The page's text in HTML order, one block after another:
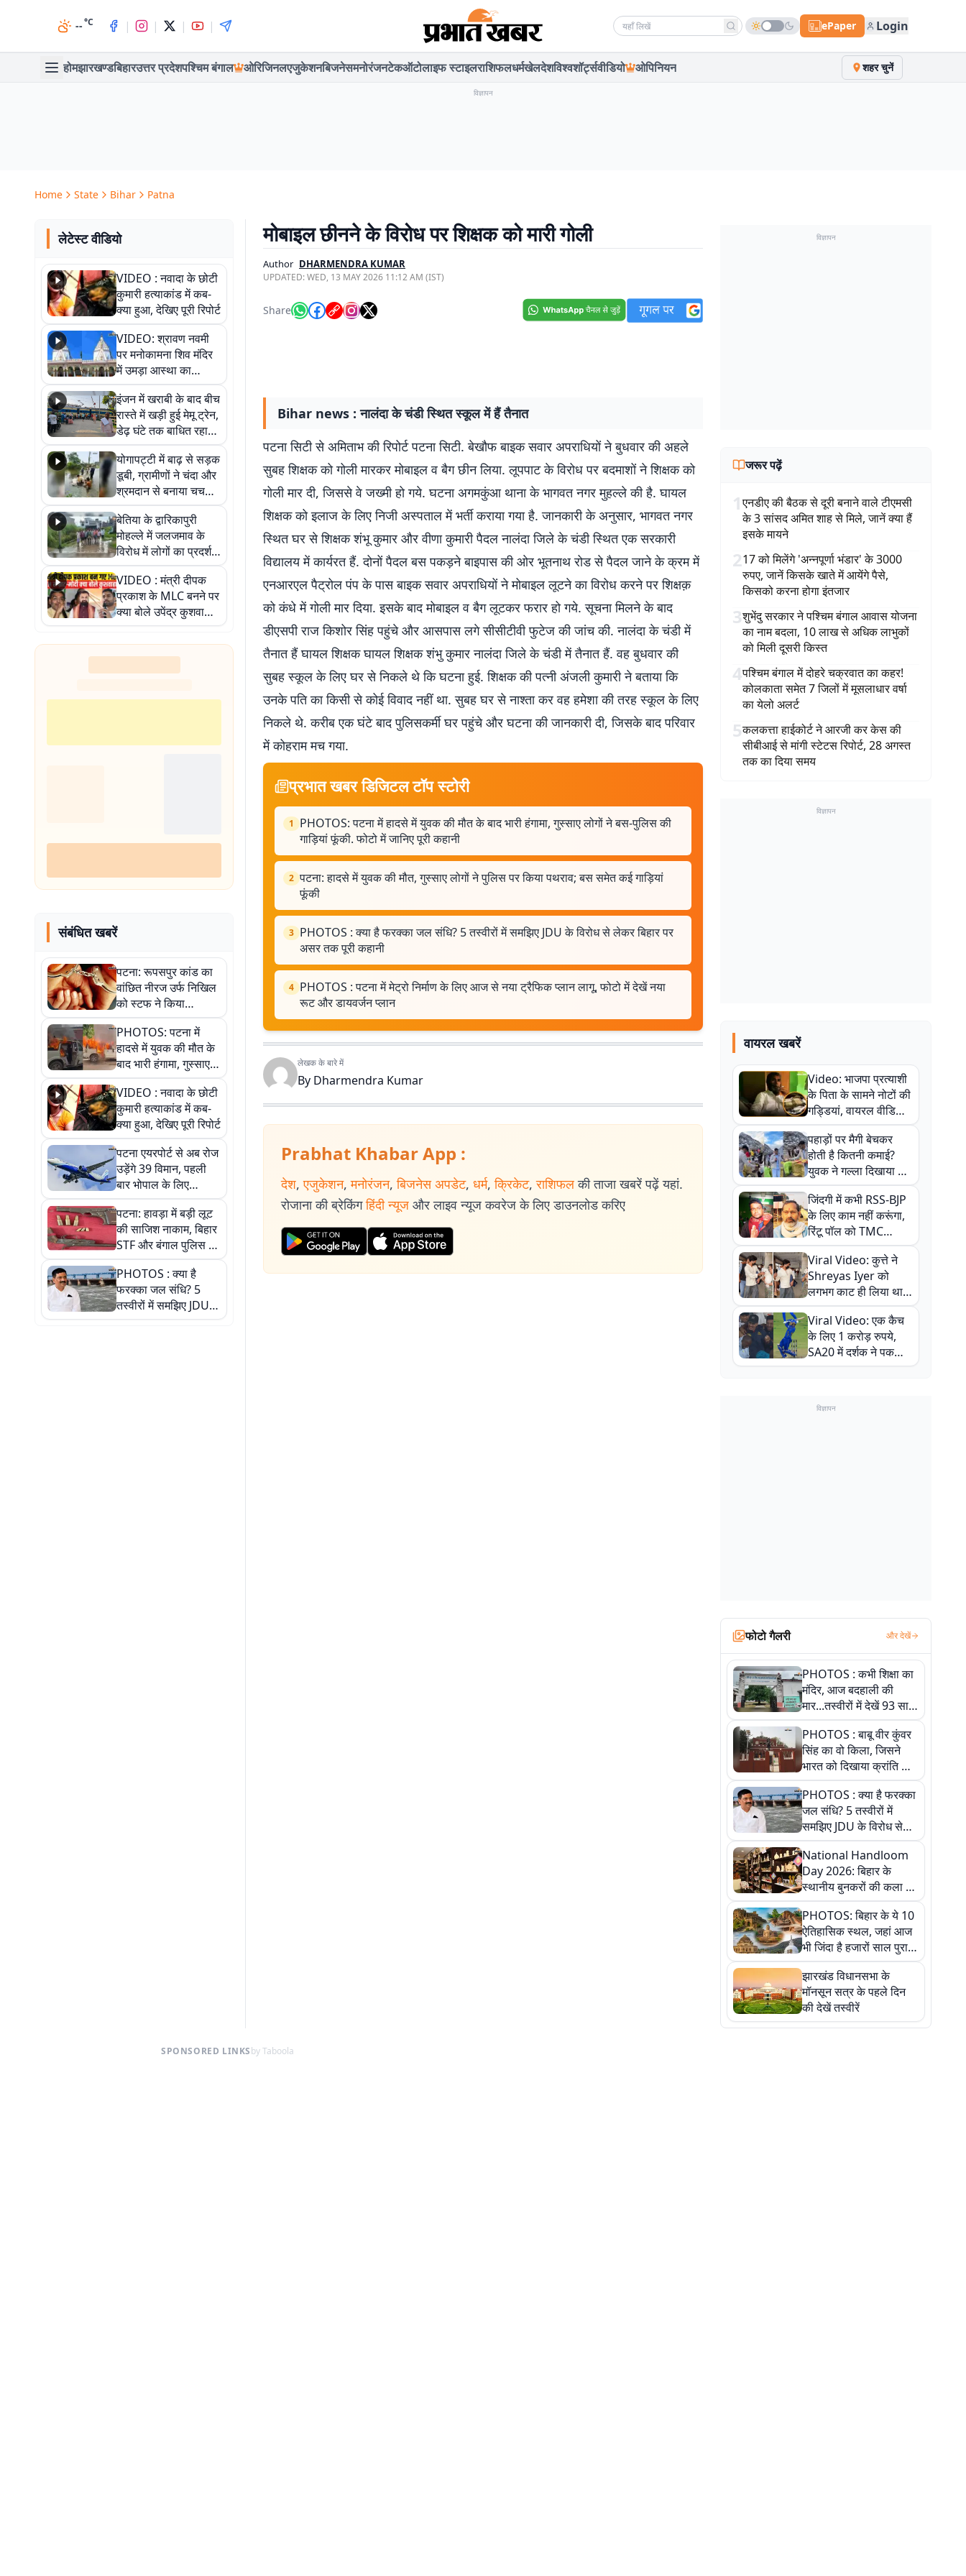
--°C | | | | Search news ePaper Login
होमझारखण्डबिहारउत्तर प्रदेशपश्चिम बंगाल ओरिजिनलएजुकेशनबिजनेसमनोरंजनटेकऑटोलाइफ स्टाइलराशिफलधर्मखेलदेशविश्वशॉर्ट्सवीडियो ओपिनियन शहर चुनें
विज्ञापन
Home State Bihar Patna
लेटेस्ट वीडियो
VIDEO : नवादा के छोटी
कुमारी हत्याकांड में कब-
क्या हुआ, देखिए पूरी रिपोर्ट
VIDEO: श्रावण नवमी
पर मनोकामना शिव मंदिर
में उमड़ा आस्था का
सैलाब, हर-हर महादेव के
जयघोष से गूंजा परिसर
इंजन में खराबी के बाद बीच
रास्ते में खड़ी हुई मेमू ट्रेन,
डेढ़ घंटे तक बाधित रहा
आवागमन
योगापट्टी में बाढ़ से सड़क
डूबी, ग्रामीणों ने चंदा और
श्रमदान से बनाया चचरी
पुल
बेतिया के द्वारिकापुरी
मोहल्ले में जलजमाव के
विरोध में लोगों का प्रदर्शन,
स्थायी समाधान की मांग
VIDEO : मंत्री दीपक
प्रकाश के MLC बनने पर
क्या बोले उपेंद्र कुशवाहा,
सुनिए
संबंधित खबरें
पटना: रूपसपुर कांड का
वांछित नीरज उर्फ निखिल
को स्टफ ने किया
गिरफ्तार, 125 पुड़िया
स्मैक जब्त
PHOTOS: पटना में
हादसे में युवक की मौत के
बाद भारी हंगामा, गुस्साए
लोगों ने बस-पुलिस की
गाड़ियां फूंकी. फोटो में
जानिए पूरी कहानी
VIDEO : नवादा के छोटी
कुमारी हत्याकांड में कब-
क्या हुआ, देखिए पूरी रिपोर्ट
पटना एयरपोर्ट से अब रोज
उड़ेंगे 39 विमान, पहली
बार भोपाल के लिए
डायरेक्ट फ्लाइट, जानें
नया शेड्यूल
पटना: हावड़ा में बड़ी लूट
की साजिश नाकाम, बिहार
STF और बंगाल पुलिस ने
6 अपराधियों को किया
गिरफ्तार
PHOTOS : क्या है
फरक्का जल संधि? 5
तस्वीरों में समझिए JDU के
विरोध से लेकर बिहार पर
मोबाइल छीनने के विरोध पर शिक्षक को मारी गोली
Author DHARMENDRA KUMAR
UPDATED:WED, 13 MAY 2026 11:12 AM (IST)
Share
Bihar news : नालंदा के चंडी स्थित स्कूल में हैं तैनात
पटना सिटी से अमिताभ की रिपोर्ट पटना सिटी. बेखौफ बाइक सवार अपराधियों ने बुधवार की अहले
सुबह शिक्षक को गोली मारकर मोबाइल व बैग छीन लिया. लूपपाट के विरोध पर बदमाशों ने शिक्षक को
गोली मार दी, जिससे वे जख्मी हो गये. घटना अगमकुंआ थाना के भागवत नगर मुहल्ले की है. घायल
शिक्षक को इलाज के लिए निजी अस्पताल में भर्ती कराया गया है. जानकारी के अनुसार, भागवत नगर
स्थित घर से शिक्षक शंभू कुमार और वीणा कुमारी पैदल नालंदा जिले के चंडी स्थित एक सरकारी
विद्यालय में कार्यरत हैं. दोनों पैदल बस पकड़ने बाइपास की ओर भूतनाथ रोड से पैदल जाने के क्रम में
एनआरएल पैट्रोल पंप के पास बाइक सवार अपराधियों ने मोबाइल लूटने का विरोध करने पर शिक्षक़
को कंधे में गोली मार दिया. इसके बाद मोबाइल व बैग लूटकर फरार हो गये. सूचना मिलने के बाद
डीएसपी राज किशोर सिंह पहुंचे और आसपास लगे सीसीटीवी फुटेज की जांच की. नालंदा के चंडी में
तैनात हैं घायल शिक्षक घायल शिक्षक शंभु कुमार नालंदा जिले के चंडी में तैनात हैं. वह बुधवार की
सुबह स्कूल के लिए घर से निकले थे कि घटना हुई. शिक्षक की पत्नी अंजली कुमारी ने बताया कि
उनके पति का किसी से कोई विवाद नहीं था. सुबह घर से नाश्ता कर वह हमेशा की तरह स्कूल के लिए
निकले थे. करीब एक घंटे बाद पुलिसकर्मी घर पहुंचे और घटना की जानकारी दी, जिसके बाद परिवार
में कोहराम मच गया.
प्रभात खबर डिजिटल टॉप स्टोरी
1
PHOTOS: पटना में हादसे में युवक की मौत के बाद भारी हंगामा, गुस्साए लोगों ने बस-पुलिस की
गाड़ियां फूंकी. फोटो में जानिए पूरी कहानी
2 पटना: हादसे में युवक की मौत, गुस्साए लोगों ने पुलिस पर किया पथराव; बस समेत कई गाड़ियां
फूंकी
3 PHOTOS : क्या है फरक्का जल संधि? 5 तस्वीरों में समझिए JDU के विरोध से लेकर बिहार पर
असर तक पूरी कहानी
4 PHOTOS : पटना में मेट्रो निर्माण के लिए आज से नया ट्रैफिक प्लान लागू, फोटो में देखें नया
रूट और डायवर्जन प्लान
लेखक के बारे में
By Dharmendra Kumar
Prabhat Khabar App :
देश, एजुकेशन, मनोरंजन, बिजनेस अपडेट, धर्म, क्रिकेट, राशिफल की ताजा खबरें पढ़ें यहां.
रोजाना की ब्रेकिंग हिंदी न्यूज और लाइव न्यूज कवरेज के लिए डाउनलोड करिए
विज्ञापन
जरूर पढ़ें
1एनडीए की बैठक से दूरी बनाने वाले टीएमसी
के 3 सांसद अमित शाह से मिले, जानें क्या हैं
इसके मायने
217 को मिलेंगे 'अन्नपूर्णा भंडार' के 3000
रुपए, जानें किसके खाते में आयेंगे पैसे,
किसको करना होगा इंतजार
3शुभेंदु सरकार ने पश्चिम बंगाल आवास योजना
का नाम बदला, 10 लाख से अधिक लाभुकों
को मिली दूसरी किस्त
4पश्चिम बंगाल में दोहरे चक्रवात का कहर!
कोलकाता समेत 7 जिलों में मूसलाधार वर्षा
का येलो अलर्ट
5कलकत्ता हाईकोर्ट ने आरजी कर केस की
सीबीआई से मांगी स्टेटस रिपोर्ट, 28 अगस्त
तक का दिया समय
विज्ञापन
वायरल खबरें
Video: भाजपा प्रत्याशी
के पिता के सामने नोटों की
गड्डियां, वायरल वीडियो
से राजनीति में उबाल,
अजित महतो बोले- TMC
की गंदी चाल
पहाड़ों पर मैगी बेचकर
होती है कितनी कमाई?
युवक ने गल्ला दिखाया तो
नौकरी वालों के खड़े हो गए
कान
जिंदगी में कभी RSS-BJP
के लिए काम नहीं करूंगा,
रिंटू पॉल को TMC
ऑफिस में ले जाकर पीटा,
Video वायरल
Viral Video: कुत्ते ने
Shreyas Iyer को
लगभग काट ही लिया था,
न्यूजीलैंड सीरीज से पहले
बाल-बाल बचे
Viral Video: एक कैच
के लिए 1 करोड़ रुपये,
SA20 में दर्शक ने पकड़ा
एक हाथ से गजब का कैच
विज्ञापन
फोटो गैलरी और देखें
PHOTOS : कभी शिक्षा का
मंदिर, आज बदहाली की
मार...तस्वीरों में देखें 93 साल
पुराने इस हाई स्कूल की
हकीकत
PHOTOS : बाबू वीर कुंवर
सिंह का वो किला, जिसने
भारत को दिखाया क्रांति का
रास्ता: तस्वीरों में देखिए
PHOTOS : क्या है फरक्का
जल संधि? 5 तस्वीरों में
समझिए JDU के विरोध से
लेकर बिहार पर असर तक
पूरी कहानी
National Handloom
Day 2026: बिहार के
स्थानीय बुनकरों की कला को
सलाम, तस्वीरों में देखें
हस्तकरघा की समृद्ध परंपरा
PHOTOS: बिहार के ये 10
ऐतिहासिक स्थल, जहां आज
भी जिंदा है हजारों साल पुराना
इतिहास, एक बार जरूर घूमिए
झारखंड विधानसभा के
मॉनसून सत्र के पहले दिन
की देखें तस्वीरें
SPONSORED LINKSby Taboola